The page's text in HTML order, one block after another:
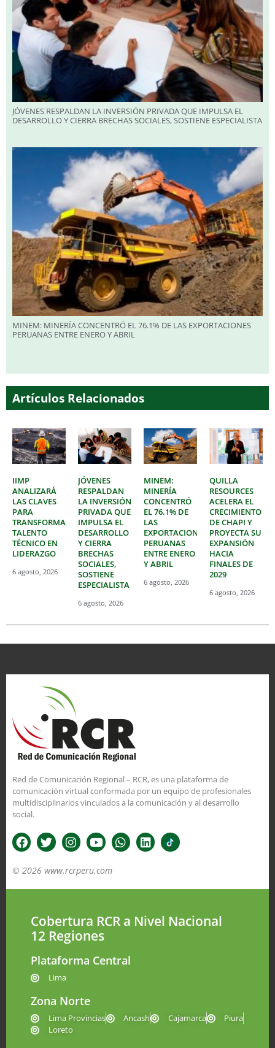
JÓVENES RESPALDAN LA INVERSIÓN PRIVADA QUE IMPULSA EL
DESARROLLO Y CIERRA BRECHAS SOCIALES, SOSTIENE ESPECIALISTA
MINEM: MINERÍA CONCENTRÓ EL 76.1% DE LAS EXPORTACIONES
PERUANAS ENTRE ENERO Y ABRIL
Artículos Relacionados
IIMP
ANALIZARÁ
LAS CLAVES
PARA
TRANSFORMAR
TALENTO
TÉCNICO EN
LIDERAZGO
6 agosto, 2026
JÓVENES
RESPALDAN
LA INVERSIÓN
PRIVADA QUE
IMPULSA EL
DESARROLLO
Y CIERRA
BRECHAS
SOCIALES,
SOSTIENE
ESPECIALISTA
6 agosto, 2026
MINEM:
MINERÍA
CONCENTRÓ
EL 76.1% DE
LAS
EXPORTACIONES
PERUANAS
ENTRE ENERO
Y ABRIL
6 agosto, 2026
QUILLA
RESOURCES
ACELERA EL
CRECIMIENTO
DE CHAPI Y
PROYECTA SU
EXPANSIÓN
HACIA
FINALES DE
2029
6 agosto, 2026
Red de Comunicación Regional – RCR, es una plataforma de
comunicación virtual conformada por un equipo de profesionales
multidisciplinarios vinculados a la comunicación y al desarrollo
social.
© 2026 www.rcrperu.com
Cobertura RCR a Nivel Nacional
12 Regiones
Plataforma Central
Lima
Zona Norte
Lima Provincias Ancash Cajamarca
Piura
Loreto